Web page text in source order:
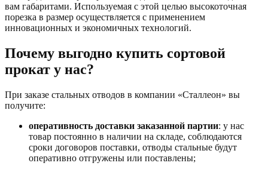
вам габаритами. Используемая с этой целью высокоточная
порезка в размер осуществляется с применением
инновационных и экономичных технологий.
Почему выгодно купить сортовой
прокат у нас?
При заказе стальных отводов в компании «Сталлеон» вы
получите:
оперативность доставки заказанной партии: у нас
товар постоянно в наличии на складе, соблюдаются
сроки договоров поставки, отводы стальные будут
оперативно отгружены или поставлены;